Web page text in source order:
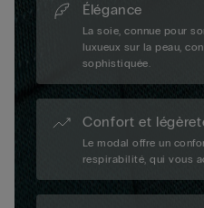
Élégance
La soie, connue pour
luxueux sur la peau,
sophistiquée.
Confort et
Le modal offre un
respirabilité, qui vous